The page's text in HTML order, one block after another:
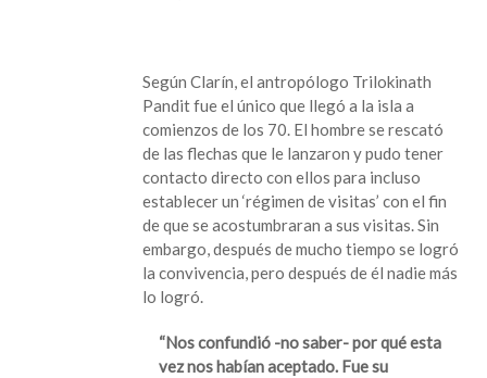
Según Clarín, el antropólogo Trilokinath
Pandit fue el único que llegó a la isla a
comienzos de los 70. El hombre se rescató
de las flechas que le lanzaron y pudo tener
contacto directo con ellos para incluso
establecer un ‘régimen de visitas’ con el fin
de que se acostumbraran a sus visitas. Sin
embargo, después de mucho tiempo se logró
la convivencia, pero después de él nadie más
lo logró.
“Nos confundió -no saber- por qué esta
vez nos habían aceptado. Fue su